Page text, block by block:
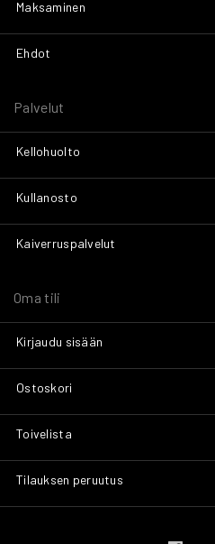
Maksaminen
Ehdot
Palvelut
Kellohuolto
Kullanosto
Kaiverruspalvelut
Oma tili
Kirjaudu sisään
Ostoskori
Toivelista
Tilauksen peruutus